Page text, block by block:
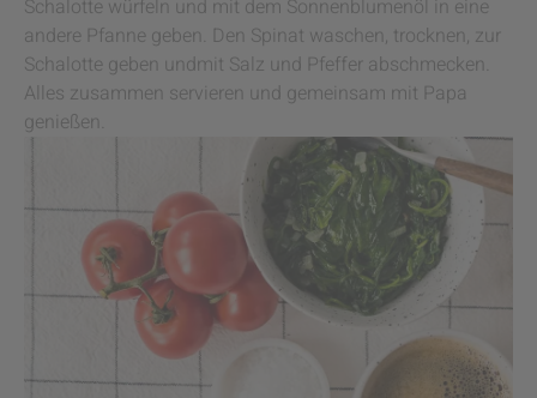
Schalotte würfeln und mit dem Sonnenblumenöl in eine
andere Pfanne geben. Den Spinat waschen, trocknen, zur
Schalotte geben undmit Salz und Pfeffer abschmecken.
Alles zusammen servieren und gemeinsam mit Papa
genießen.